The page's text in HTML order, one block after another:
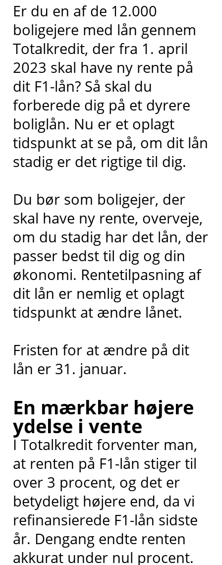
Er du en af de 12.000
boligejere med lån gennem
Totalkredit, der fra 1. april
2023 skal have ny rente på
dit F1-lån? Så skal du
forberede dig på et dyrere
boliglån. Nu er et oplagt
tidspunkt at se på, om dit lån
stadig er det rigtige til dig.
Du bør som boligejer, der
skal have ny rente, overveje,
om du stadig har det lån, der
passer bedst til dig og din
økonomi. Rentetilpasning af
dit lån er nemlig et oplagt
tidspunkt at ændre lånet.
Fristen for at ændre på dit
lån er 31. januar.
En mærkbar højere
ydelse i vente
I Totalkredit forventer man,
at renten på F1-lån stiger til
over 3 procent, og det er
betydeligt højere end, da vi
refinansierede F1-lån sidste
år. Dengang endte renten
akkurat under nul procent.